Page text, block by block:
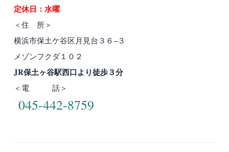
定休日：水曜
＜住 所＞
横浜市保土ケ谷区月見台３６−３
メゾンフクダ１０２
JR保土ヶ谷駅西口より徒歩３分
＜電 話＞
045-442-8759